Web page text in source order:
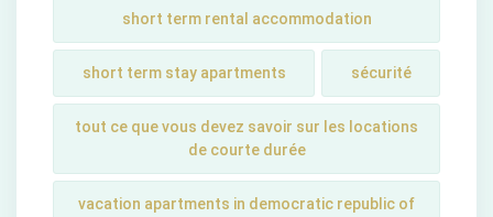
short term rental accommodation
short tеrm stay apartmеnts sécurité
tout ce que vous devez savoir sur les locations
de courte durée
vacation apartments in democratic republic of